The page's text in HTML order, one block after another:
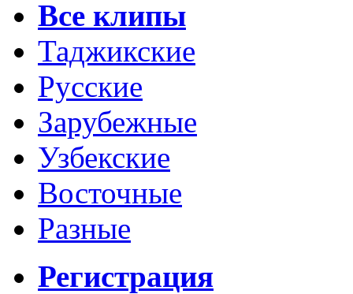
Все клипы
Таджикские
Русские
Зарубежные
Узбекские
Восточные
Разные
Регистрация